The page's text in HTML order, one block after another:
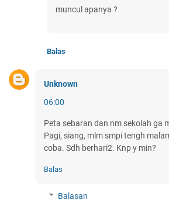
muncul apanya ?
Balas
Unknown
06:00
Peta sebaran dan nm sekolah ga
Pagi, siang, mlm smpi tengh
coba. Sdh berhari2. Knp y min?
Balas
Balasan